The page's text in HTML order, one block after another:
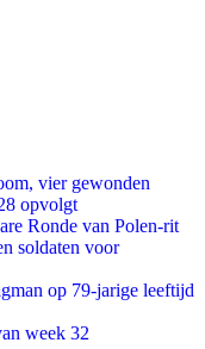
vier gewonden
opvolgt
Ronde van Polen-rit
soldaten voor
op 79-jarige leeftijd
week 32